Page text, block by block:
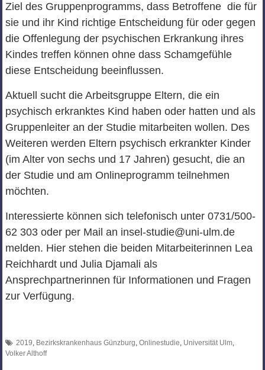
Ziel des Gruppenprogramms, dass Betroffene die für
sie und ihr Kind richtige Entscheidung für oder gegen
die Offenlegung der psychischen Erkrankung ihres
Kindes treffen können ohne dass Schamgefühle
diese Entscheidung beeinflussen.
Aktuell sucht die Arbeitsgruppe Eltern, die ein
psychisch erkranktes Kind haben oder hatten und als
Gruppenleiter an der Studie mitarbeiten wollen. Des
Weiteren werden Eltern psychisch erkrankter Kinder
(im Alter von sechs und 17 Jahren) gesucht, die an
der Studie und am Onlineprogramm teilnehmen
möchten.
Interessierte können sich telefonisch unter 0731/500-
62 303 oder per Mail an insel-studie@uni-ulm.de
melden. Hier stehen die beiden Mitarbeiterinnen Lea
Reichhardt und Julia Djamali als
Ansprechpartnerinnen für Informationen und Fragen
zur Verfügung.
2019, Bezirkskrankenhaus Günzburg, Onlinestudie, Universität Ulm,
Volker Althoff